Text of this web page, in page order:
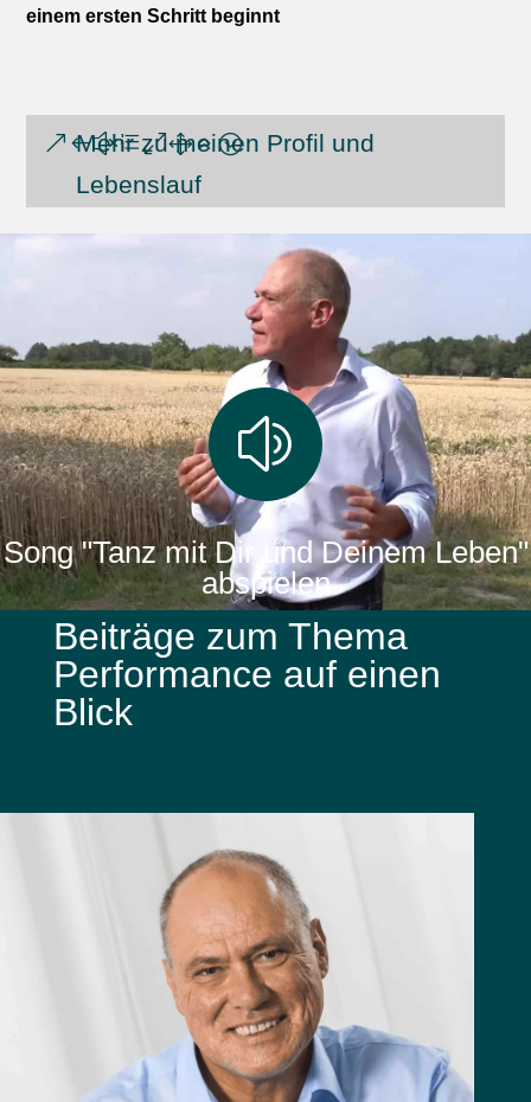
einem ersten Schritt beginnt
Mehr zu meinen Profil und
Lebenslauf
z
Song "Tanz mit Dir und Deinem Leben"
abspielen
Beiträge zum Thema
Performance auf einen
Blick